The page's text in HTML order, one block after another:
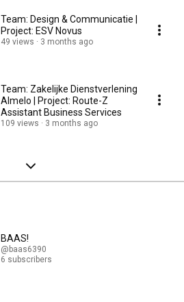
Team: Design & Communicatie |
Project: ESV Novus
49 views 3 months ago
Team: Zakelijke Dienstverlening
Almelo | Project: Route-Z
Assistant Business Services
109 views 3 months ago
BAAS!
@baas6390
6 subscribers